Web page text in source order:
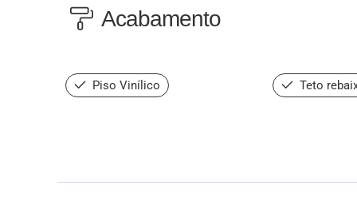
Acabamento
Piso Vinílico Teto